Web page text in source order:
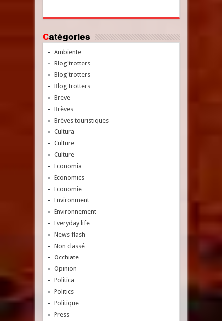
Catégories
Ambiente
Blog'trotters
Blog'trotters
Blog'trotters
Breve
Brèves
Brèves touristiques
Cultura
Culture
Culture
Economia
Economics
Economie
Environment
Environnement
Everyday life
News flash
Non classé
Occhiate
Opinion
Politica
Politics
Politique
Press